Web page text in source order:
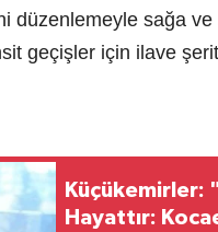
düzenlemeyle sağa ve
geçişler için ilave
Küçükemirler:
Hayattır: